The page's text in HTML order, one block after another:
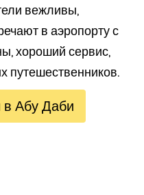
вежливы,
в аэропорту с
хороший сервис,
путешественников.
в Абу Даби